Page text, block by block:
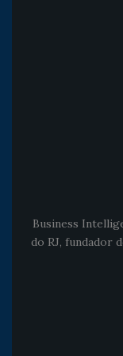
Business
do RJ, fundador